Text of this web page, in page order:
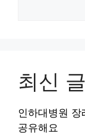
최신 글
인하대병원
공유해요